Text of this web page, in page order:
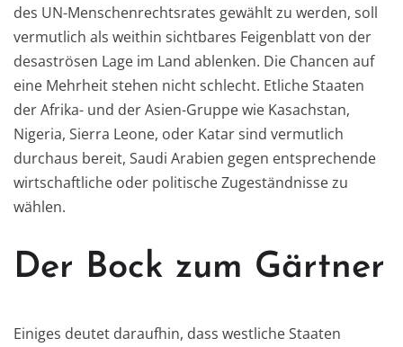
des UN-Menschenrechtsrates gewählt zu werden, soll
vermutlich als weithin sichtbares Feigenblatt von der
desaströsen Lage im Land ablenken. Die Chancen auf
eine Mehrheit stehen nicht schlecht. Etliche Staaten
der Afrika- und der Asien-Gruppe wie Kasachstan,
Nigeria, Sierra Leone, oder Katar sind vermutlich
durchaus bereit, Saudi Arabien gegen entsprechende
wirtschaftliche oder politische Zugeständnisse zu
wählen.
Der Bock zum Gärtner
Einiges deutet daraufhin, dass westliche Staaten